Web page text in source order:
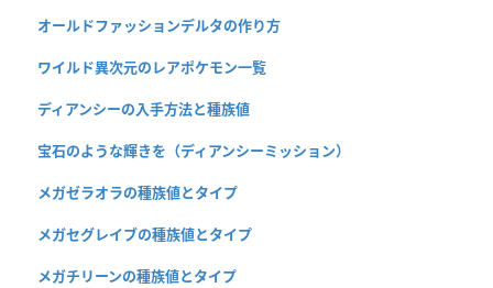
オールドファッションデルタの作り方
ワイルド異次元のレアポケモン一覧
ディアンシーの入手方法と種族値
宝石のような輝きを（ディアンシーミッション）
メガゼラオラの種族値とタイプ
メガセグレイブの種族値とタイプ
メガチリーンの種族値とタイプ